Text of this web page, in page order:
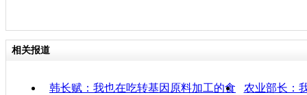
相关报道
韩长赋：我也在吃转基因原料加工的食
农业部长：